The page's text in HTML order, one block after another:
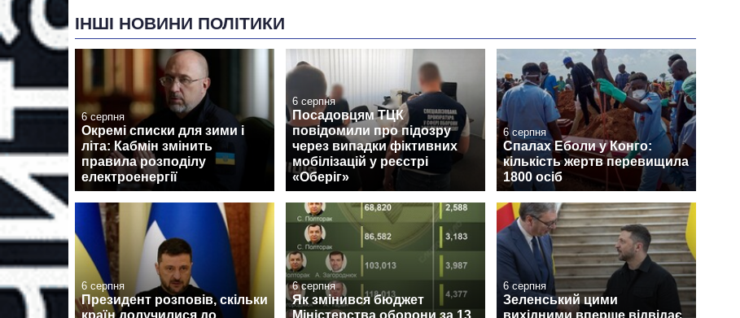
ІНШІ НОВИНИ ПОЛІТИКИ
6 серпня
Окремі списки для зими і
літа: Кабмін змінить
правила розподілу
електроенергії
6 серпня
Посадовцям ТЦК
повідомили про підозру
через випадки фіктивних
мобілізацій у реєстрі
«Оберіг»
6 серпня
Спалах Еболи у Конго:
кількість жертв перевищила
1800 осіб
6 серпня
Президент розповів, скільки
країн долучилися до
6 серпня
Як змінився бюджет
Міністерства оборони за 13
6 серпня
Зеленський цими
вихідними вперше відвідає